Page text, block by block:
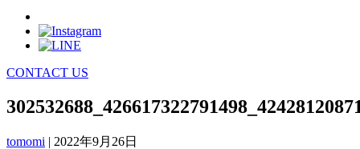
CONTACT US
tomomi | 2022年9月26日